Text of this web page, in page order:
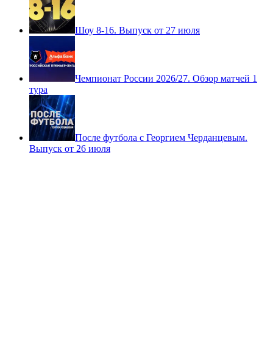
Шоу 8-16. Выпуск от 27 июля
Чемпионат России 2026/27. Обзор матчей 1
тура
После футбола с Георгием Черданцевым.
Выпуск от 26 июля